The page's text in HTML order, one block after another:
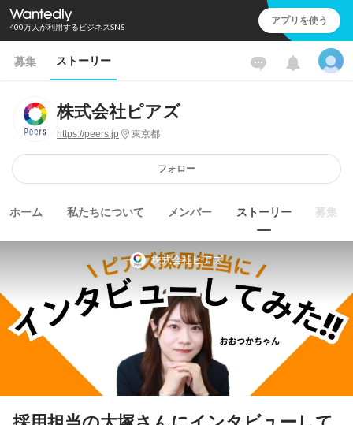
400万人が利用するビジネスSNS アプリを使う
募集 ストーリー
株式会社ピアズ
https://peers.jp 東京都
フォロー
ホーム 私たちについて メンバー ストーリー 募集
株式会社ピアズ